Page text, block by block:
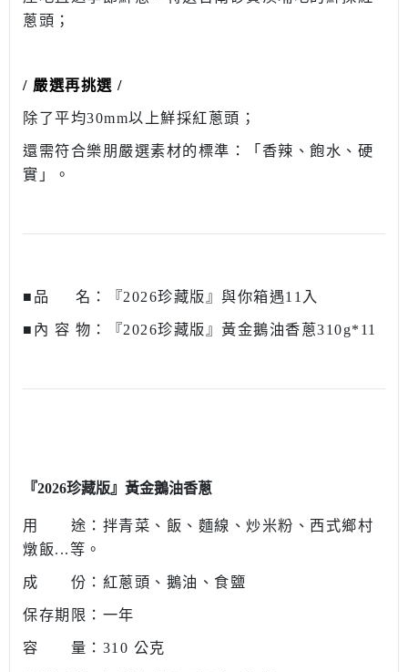
蔥頭；
/ 嚴選再挑選 /
除了平均30mm以上鮮採紅蔥頭；
還需符合樂朋嚴選素材的標準：「香辣、飽水、硬
實」。
■品 名：『2026珍藏版』與你箱遇11入
■內 容 物：『2026珍藏版』黃金鵝油香蔥310g*11
『2026珍藏版』黃金鵝油香蔥
用 途：拌青菜、飯、麵線、炒米粉、西式鄉村
燉飯...等。
成 份： 紅蔥頭、 鵝油、食鹽
保存期限：一年
容 量：310 公克